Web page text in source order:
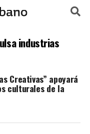
industrias
Creativas” apoyará
culturales de la